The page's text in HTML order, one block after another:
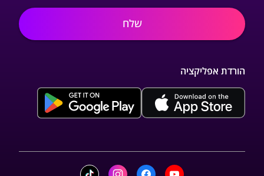
שלח
הורדת אפליקציה